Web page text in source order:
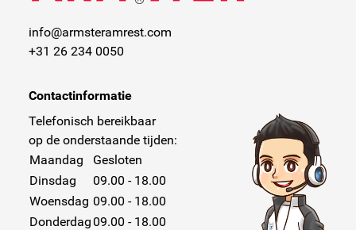
info@armsteramrest.com
+31 26 234 0050
Contactinformatie
Telefonisch bereikbaar
op de onderstaande tijden:
Maandag
Gesloten
Dinsdag
09.00 - 18.00
Woensdag 09.00 - 18.00
Donderdag 09.00 - 18.00